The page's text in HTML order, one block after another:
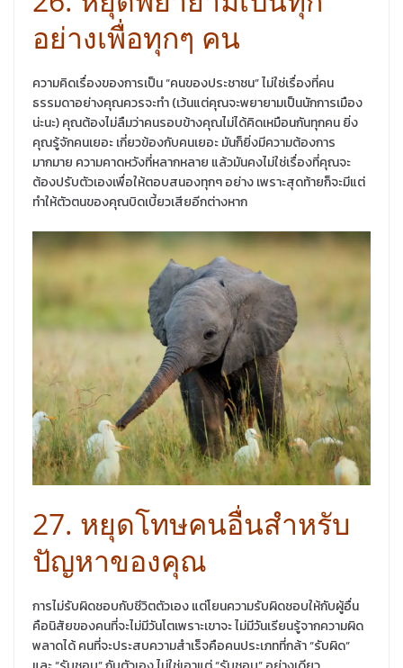
อย่างเพื่อทุกๆ คน
ความคิดเรื่องของการเป็น “คนของประชาชน” ไม่ใช่เรื่องที่คน
ธรรมดาอย่างคุณควรจะทำ (เว้นแต่คุณจะพยายามเป็นนักการเมือง
น่ะนะ) คุณต้องไม่ลืมว่าคนรอบข้างคุณไม่ได้คิดเหมือนกันทุกคน ยิ่ง
คุณรู้จักคนเยอะ เกี่ยวข้องกับคนเยอะ มันก็ยิ่งมีความต้องการ
มากมาย ความคาดหวังที่หลากหลาย แล้วมันคงไม่ใช่เรื่องที่คุณจะ
ต้องปรับตัวเองเพื่อให้ตอบสนองทุกๆ อย่าง เพราะสุดท้ายก็จะมีแต่
ทำให้ตัวตนของคุณบิดเบี้ยวเสียอีกต่างหาก
27. หยุดโทษคนอื่นสำหรับ
ปัญหาของคุณ
การไม่รับผิดชอบกับชีวิตตัวเอง แต่โยนความรับผิดชอบให้กับผู้อื่น
คือนิสัยของคนที่จะไม่มีวันโตเพราะเขาจะ ไม่มีวันเรียนรู้จากความผิด
พลาดได้ คนที่จะประสบความสำเร็จคือคนประเภทที่กล้า “รับผิด”